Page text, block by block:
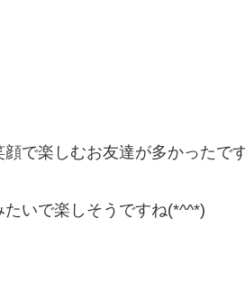
顔で楽しむお友達が多かったで
いで楽しそうですね(*^^*)